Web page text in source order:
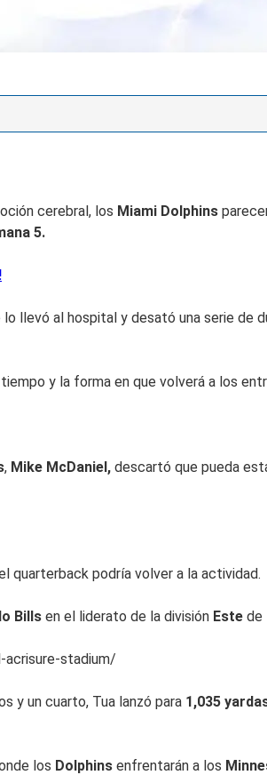
cerebral, los Miami Dolphins
5.
lo llevó al hospital y desató una serie de
y la forma en que volverá a los
, Mike McDaniel, descartó que pueda
quarterback podría volver a la actividad.
Bills en el liderato de la división Este de
stadium/
y un cuarto, Tua lanzó para 1,035
los Dolphins enfrentarán a los